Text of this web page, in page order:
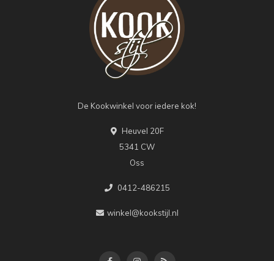
De Kookwinkel voor iedere kok!
Heuvel 20F
5341 CW
Oss
0412-486215
winkel@kookstijl.nl